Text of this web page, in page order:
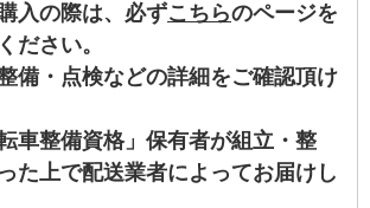
入の際は、必ずこちらのページを
ださい。
備・点検などの詳細をご確認頂け
車整備資格」保有者が組立・整
た上で配送業者によってお届けし